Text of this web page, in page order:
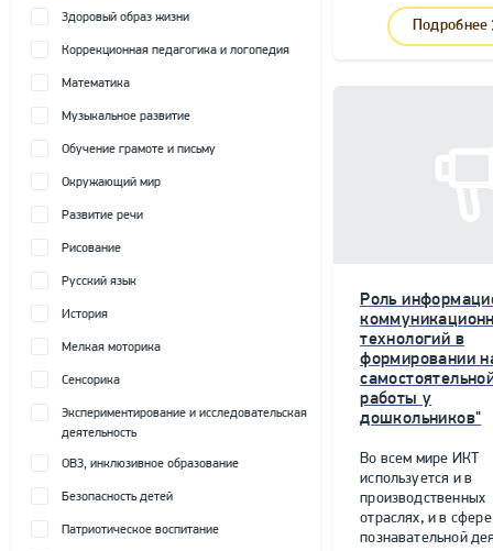
Здоровый образ жизни
Коррекционная педагогика и логопедия
Математика
Музыкальное развитие
Обучение грамоте и письму
Окружающий мир
Развитие речи
Рисование
Русский язык
История
Мелкая моторика
Сенсорика
Экспериментирование и исследовательская
деятельность
ОВЗ, инклюзивное образование
Безопасность детей
Патриотическое воспитание
Подробнее
Роль
технологий в
формировании
работы у
дошкольников"
Во всем мире ИКТ
используется и в
производственных
отраслях, и в сфере
познавательной